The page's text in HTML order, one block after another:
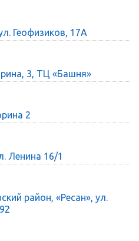
Геофизиков, 17А
3, ТЦ «Башня»
2
Ленина 16/1
район, «Ресан», ул.